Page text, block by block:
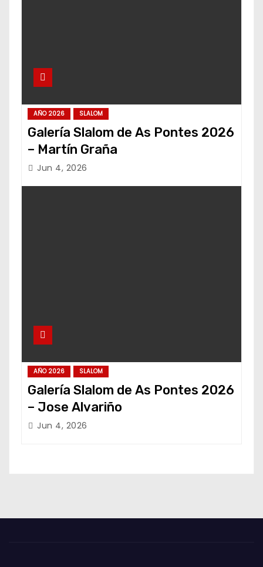
AÑO 2026 SLALOM
Galería Slalom de As Pontes 2026
– Martín Graña
Jun 4, 2026
AÑO 2026 SLALOM
Galería Slalom de As Pontes 2026
– Jose Alvariño
Jun 4, 2026